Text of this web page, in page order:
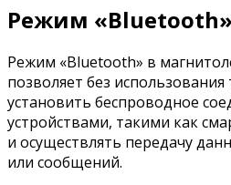
Режим «Bluetooth»
Режим «Bluetooth» в
позволяет без
установить беспроводное
устройствами, такими как
и осуществлять передачу
или сообщений.